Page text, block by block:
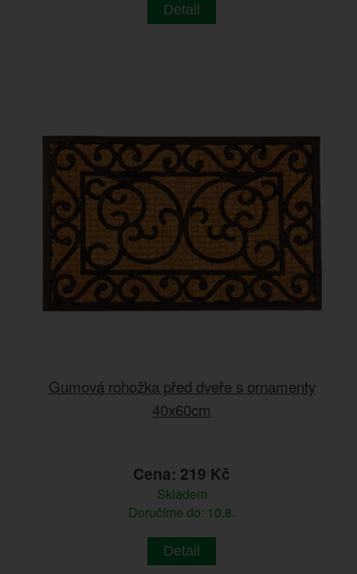
Detail
Gumová rohožka před dveře s ornamenty
40x60cm
Cena: 219 Kč
Skladem
Doručíme do: 10.8.
Detail